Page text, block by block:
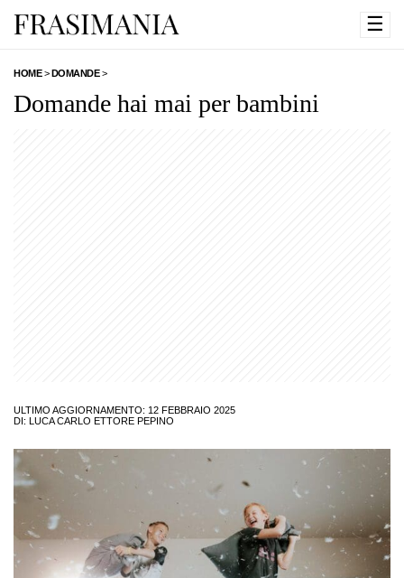
☰
HOME>DOMANDE>
Domande hai mai per bambini
ULTIMO AGGIORNAMENTO: 12 FEBBRAIO 2025
DI: LUCA CARLO ETTORE PEPINO